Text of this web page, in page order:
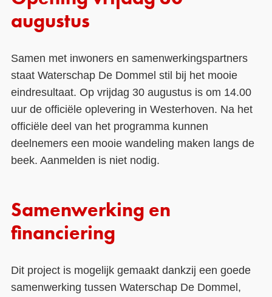
augustus
Samen met inwoners en samenwerkingspartners
staat Waterschap De Dommel stil bij het mooie
eindresultaat. Op vrijdag 30 augustus is om 14.00
uur de officiële oplevering in Westerhoven. Na het
officiële deel van het programma kunnen
deelnemers een mooie wandeling maken langs de
beek. Aanmelden is niet nodig.
Samenwerking en
financiering
Dit project is mogelijk gemaakt dankzij een goede
samenwerking tussen Waterschap De Dommel,